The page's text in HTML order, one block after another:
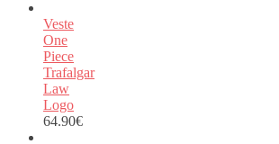
Veste
One
Piece
Trafalgar
Law
Logo
64.90€